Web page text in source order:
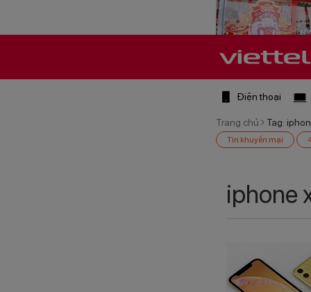
Điện thoại
Trang chủ Tag:
Tin khuyến mại
iphone